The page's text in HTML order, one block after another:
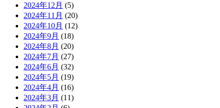
2024年12月 (5)
2024年11月 (20)
2024年10月 (12)
2024年9月 (18)
2024年8月 (20)
2024年7月 (27)
2024年6月 (32)
2024年5月 (19)
2024年4月 (16)
2024年3月 (11)